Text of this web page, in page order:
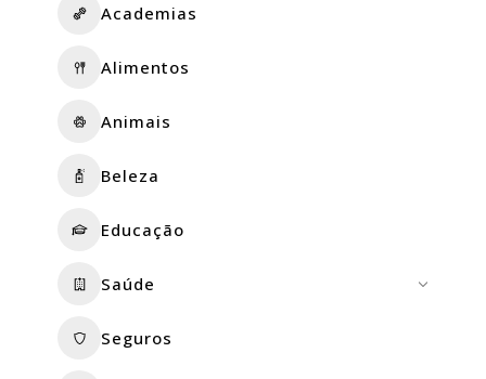
Academias
Alimentos
Animais
Beleza
Educação
Saúde
Seguros